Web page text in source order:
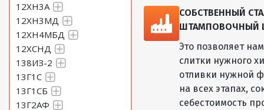
12ХН3А
12ХН3МД
12ХН4МБД
12ХСНД
138ИЗ-2
13Г1С
13Г1СБ
13Г2АФ
СОБСТВЕННЫЙ
ШТАМПОВОЧНЫЙ
Это позволяет
слитки нужного
отливки нужной
на всех этапах,
себестоимость